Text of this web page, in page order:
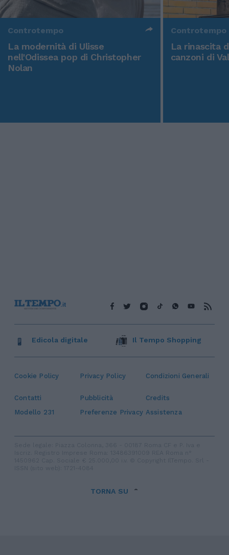
Controtempo
La modernità di Ulisse
nell'Odissea pop di Christopher
Nolan
Controtempo
La rinascita
canzoni di
Cookie Policy Privacy Policy Condizioni Generali
Contatti Pubblicità
Credits
Modello 231
Preferenze Privacy Assistenza
Edicola digitale Il Tempo Shopping
TORNA SU